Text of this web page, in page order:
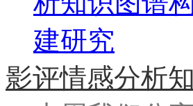
影评情感分析